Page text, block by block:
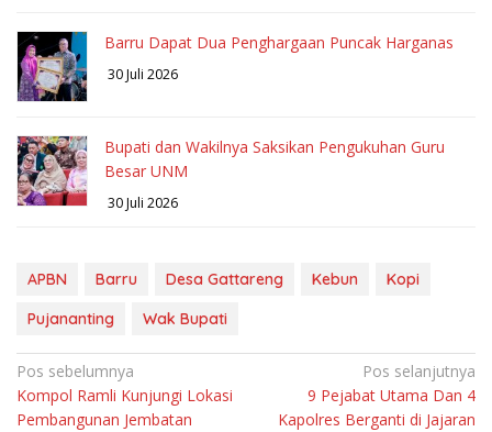
Barru Dapat Dua Penghargaan Puncak Harganas
30 Juli 2026
Bupati dan Wakilnya Saksikan Pengukuhan Guru
Besar UNM
30 Juli 2026
APBN Barru Desa Gattareng Kebun
Kopi
Pujananting
Wak Bupati
Navigasi
pos
Pos sebelumnya
Kompol Ramli Kunjungi Lokasi
Pembangunan Jembatan
Pos selanjutnya
9 Pejabat Utama Dan 4
Kapolres Berganti di Jajaran